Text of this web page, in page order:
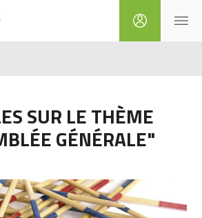
SUR LE THÈME
GÉNÉRALE"